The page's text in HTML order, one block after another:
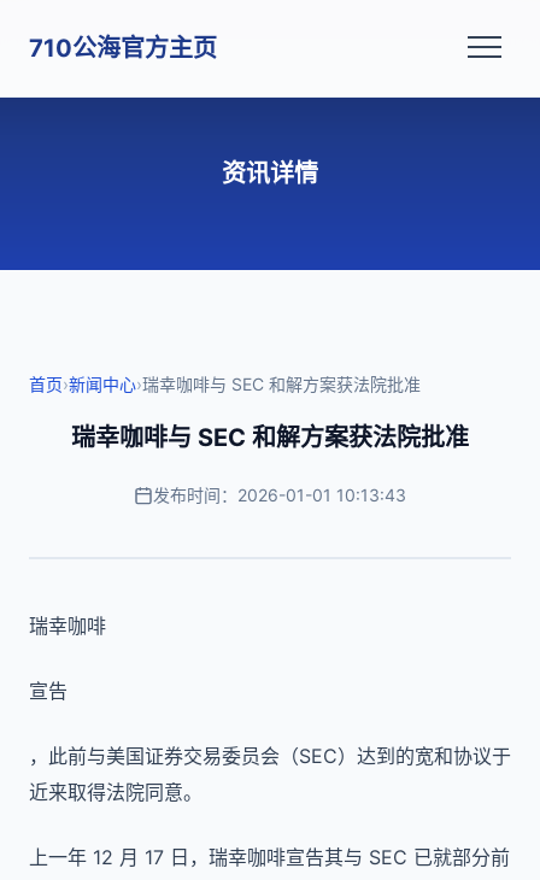
710公海官方主页
资讯详情
首页›新闻中心›瑞幸咖啡与 SEC 和解方案获法院批准
瑞幸咖啡与 SEC 和解方案获法院批准
发布时间：2026-01-01 10:13:43
瑞幸咖啡
宣告
，此前与美国证券交易委员会（SEC）达到的宽和协议于
近来取得法院同意。
上一年 12 月 17 日，瑞幸咖啡宣告其与 SEC 已就部分前